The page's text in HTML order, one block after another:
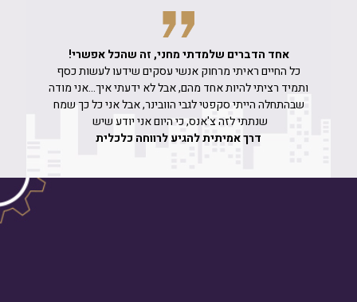
אחד הדברים שלמדתי מחני, זה שהכל אפשרי!
כל החיים ראיתי מרחוק אנשי עסקים שידעו לעשות כסף
ותמיד רציתי להיות אחד מהם, אבל לא ידעתי איך...אני מודה
שבהתחלה הייתי סקפטי לגבי הוובינר, אבל אני כל כך שמח
שנתתי לזה צ'אנס,כי היום אני יודע שיש
דרך אמיתית להגיע לרווחה כלכלית